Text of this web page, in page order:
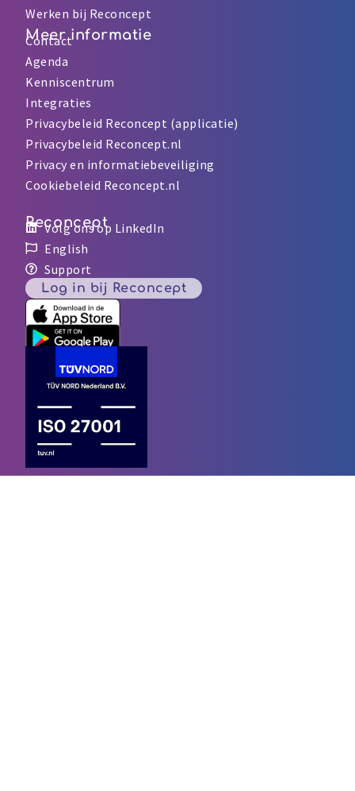
Werken bij Reconcept
Meer informatie
Contact
Agenda
Kenniscentrum
Integraties
Privacybeleid Reconcept (applicatie)
Privacybeleid Reconcept.nl
Privacy en informatiebeveiliging
Cookiebeleid Reconcept.nl
Reconcept
Volg ons op LinkedIn
English
Support
Log in bij Reconcept